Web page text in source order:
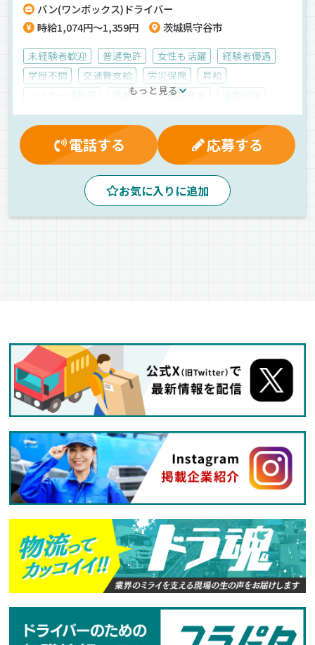
バン(ワンボックス)ドライバー
時給1,074円～1,359円
茨城県守谷市
未経験者歓迎 普通免許 女性も活躍
経験者優遇
学歴不問
交通費支給 労災保険
昇給
残業手当 厚生年金
健康保険
社員登用制度
制服・作業着貸与
有給休暇
夕方 朝
拠点多数
バックアイモニター装備
地場
カーナビ搭載
ワンボックス パート
もっと見る
電話する 応募する
お気に入りに追加